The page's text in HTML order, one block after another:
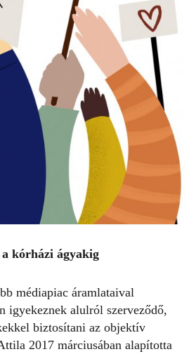
a kórházi ágyakig
médiapiac áramlataival
igyekeznek alulról szerveződő,
biztosítani az objektív
2017 márciusában alapította